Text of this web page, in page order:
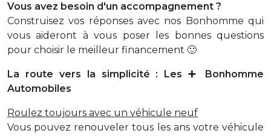
Vous avez besoin d'un accompagnement ?
Construisez vos réponses avec nos Bonhomme qui
vous aideront à vous poser les bonnes questions
pour choisir le meilleur financement 🙂
La route vers la simplicité : Les ➕ Bonhomme
Automobiles
Roulez toujours avec un véhicule neuf
Vous pouvez renouveler tous les ans votre véhicule